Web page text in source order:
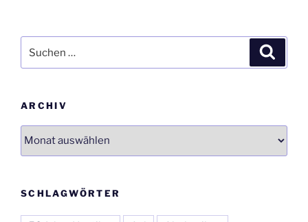
nach:
ARCHIV
Archiv
SCHLAGWÖRTER